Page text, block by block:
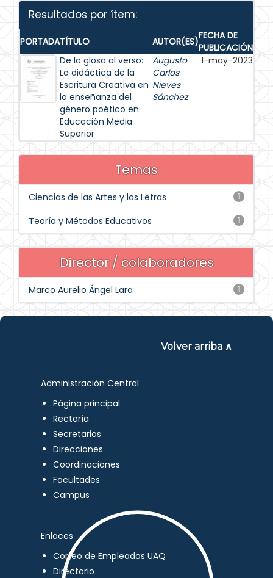
Resultados por ítem:
PORTADATÍTULO AUTOR(ES)FECHA DE
PUBLICACIÓN
De la glosa al verso:
La didáctica de la
Escritura Creativa en
la enseñanza del
género poético en
Educación Media
Superior
Augusto
Carlos
Nieves
Sánchez
1-may-2023
Temas
1
Ciencias de las Artes y las Letras
1
Teoría y Métodos Educativos
Director / colaboradores
1
Marco Aurelio Ángel Lara
Volver arriba ∧
Administración Central
Página principal
Rectoría
Secretarios
Direcciones
Coordinaciones
Facultades
Campus
Enlaces
Correo de Empleados UAQ
Directorio